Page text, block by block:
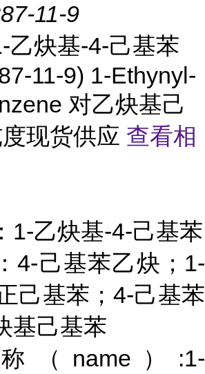
11-9
乙炔基-4-己基苯
11-9) 1-Ethynyl-
对乙炔基己
现货供应 查看相
1-乙炔基-4-己基苯
4-己基苯乙炔；1-
己基苯；4-己基苯
基己基苯
（name）:1-